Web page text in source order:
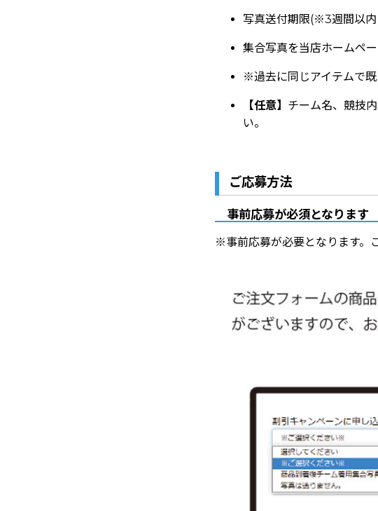
写真送付期限(※3週間以
集合写真を当店ホームペ
※過去に同じアイテムで既
【任意】 チーム名、競技
い。
ご応募方法
事前応募が必須となります
※事前応募が必要となります。